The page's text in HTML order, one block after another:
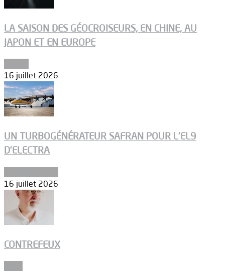
LA SAISON DES GÉOCROISEURS, EN CHINE, AU
JAPON ET EN EUROPE
16 juillet 2026
UN TURBOGÉNÉRATEUR SAFRAN POUR L’EL9
D’ELECTRA
16 juillet 2026
CONTREFEUX